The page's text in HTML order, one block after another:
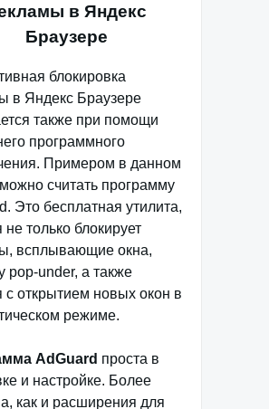
в Яндекс
Браузере
блокировка
в Яндекс Браузере
также при помощи
программного
Примером в данном
считать программу
Это бесплатная утилита,
не только блокирует
всплывающие окна,
pop-under, а также
с открытием новых окон в
режиме.
AdGuard проста в
и настройке. Более
как и расширения для